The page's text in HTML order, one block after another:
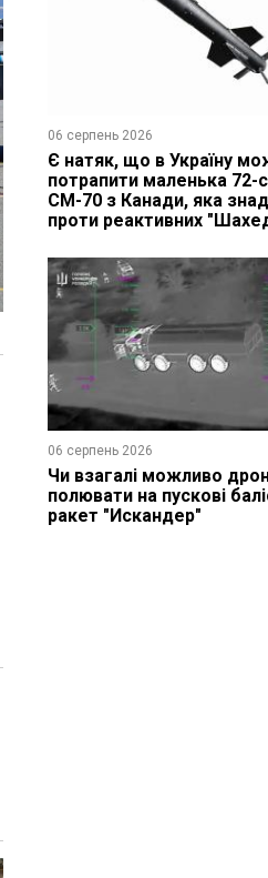
06 серпень 2026
Є натяк, що в Україну
потрапити маленька 72-
CM-70 з Канади, яка
проти реактивних
06 серпень 2026
Чи взагалі можливо
полювати на пускові
ракет "Искандер"